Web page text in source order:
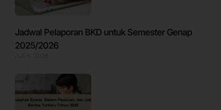
Jadwal Pelaporan BKD untuk Semester Genap
2025/2026